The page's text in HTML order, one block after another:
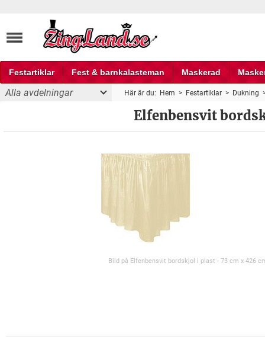
Festartiklar Fest & barnkalasteman Maskerad
Fest och partyprylar
Alla avdelningar Här är du: Hem > Festartiklar > Dukning
Elfenbensvit
Bild på Elfenbensvit bordskjol i plast - 73 cm x 426